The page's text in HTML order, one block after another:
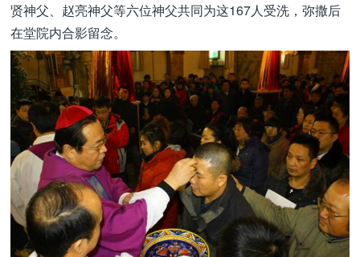
贤神父、赵亮神父等六位神父共同为这167人受洗，弥撒后
在堂院内合影留念。